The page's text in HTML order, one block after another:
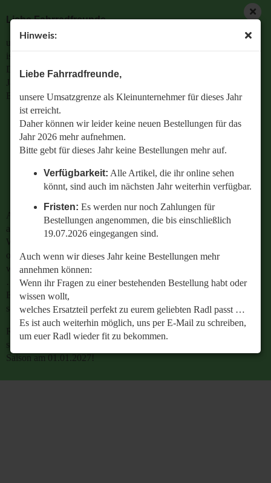
Hinweis:
Liebe Fahrradfreunde,
unsere Umsatzgrenze als Kleinunternehmer für dieses Jahr
ist erreicht.
Daher können wir leider keine neuen Bestellungen für das
Jahr 2026 mehr aufnehmen.
Bitte gebt für dieses Jahr keine Bestellungen mehr auf.
Verfügbarkeit: Alle Artikel, die ihr online sehen
könnt, sind auch im nächsten Jahr weiterhin verfügbar.
Fristen: Es werden nur noch Zahlungen für
Bestellungen angenommen, die bis einschließlich
19.07.2026 eingegangen sind.
Auch wenn wir dieses Jahr keine Bestellungen mehr
annehmen können:
Wenn ihr Fragen zu einer bestehenden Bestellung habt oder
wissen wollt,
welches Ersatzteil perfekt zu eurem geliebten Radl passt …
Es ist auch weiterhin möglich, uns per E-Mail zu schreiben,
um euer Radl wieder fit zu bekommen.
Retrobike wünscht euch eine gesunde Radlzeit und freut
Liebe Fahrradfreunde,
unsere Umsatzgrenze als Kleinunternehmer für dieses Jahr
ist erreicht.
Daher können wir leider keine neuen Bestellungen für das
Jahr 2026 mehr aufnehmen.
Bitte gebt für dieses Jahr keine Bestellungen mehr auf.
Verfügbarkeit: Alle Artikel, die ihr online sehen
könnt, sind auch im nächsten Jahr weiterhin
verfügbar.
Bestellungen angenommen, die bis einschließlich
19.07.2026 eingegangen sind.
Auch wenn wir dieses Jahr keine Bestellungen mehr
annehmen können:
Wenn ihr Fragen zu einer bestehenden Bestellung habt
oder wissen wollt,
welches Ersatzteil perfekt zu eurem geliebten Radl passt
…
Es ist auch weiterhin möglich, uns per E-Mail zu
schreiben, um euer Radl wieder fit zu bekommen.
Retrobike wünscht euch eine gesunde Radlzeit und freut
sich schon jetzt auf den gemeinsamen Start in die neue
Saison am 01.01.2027!